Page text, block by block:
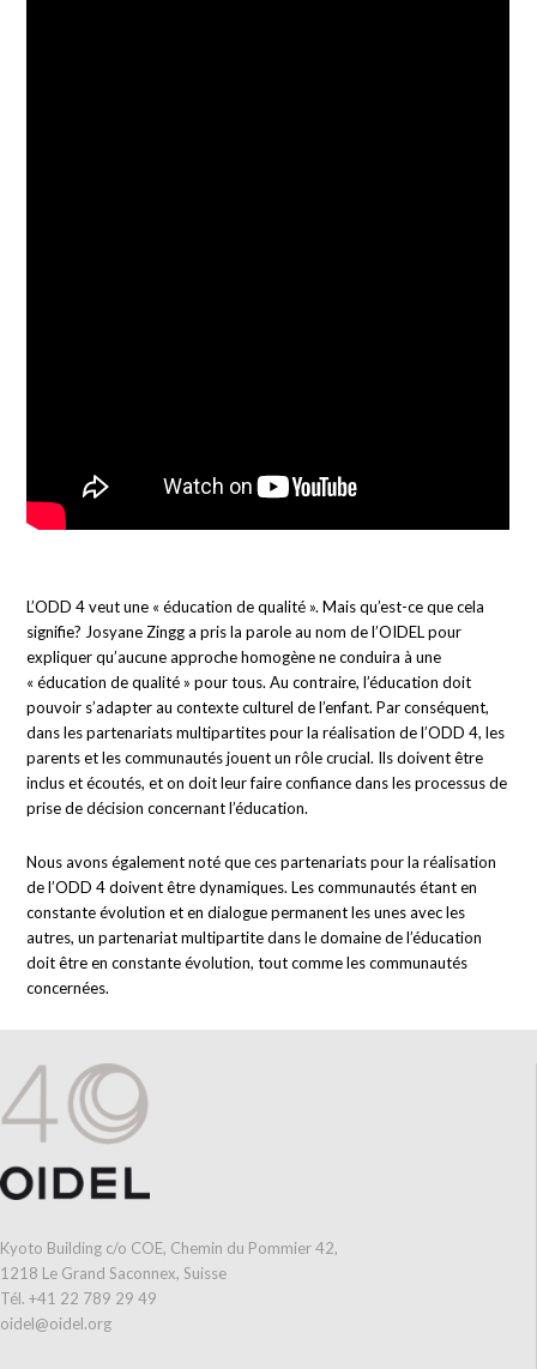
L’ODD 4 veut une « éducation de qualité ». Mais qu’est-ce que cela
signifie? Josyane Zingg a pris la parole au nom de l’OIDEL pour
expliquer qu’aucune approche homogène ne conduira à une
« éducation de qualité » pour tous. Au contraire, l’éducation doit
pouvoir s’adapter au contexte culturel de l’enfant. Par conséquent,
dans les partenariats multipartites pour la réalisation de l’ODD 4, les
parents et les communautés jouent un rôle crucial. Ils doivent être
inclus et écoutés, et on doit leur faire confiance dans les processus de
prise de décision concernant l’éducation.
Nous avons également noté que ces partenariats pour la réalisation
de l’ODD 4 doivent être dynamiques. Les communautés étant en
constante évolution et en dialogue permanent les unes avec les
autres, un partenariat multipartite dans le domaine de l’éducation
doit être en constante évolution, tout comme les communautés
concernées.
Kyoto Building c/o COE, Chemin du Pommier 42,
1218 Le Grand Saconnex, Suisse
Tél. +41 22 789 29 49
oidel@oidel.org